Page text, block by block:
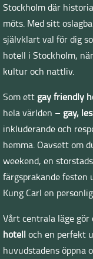
Stockholm där
möts. Med sitt
självklart val för dig
hotell i Stockholm,
kultur och nattliv.
Som ett gay friendly
hela världen – gay,
inkluderande och
hemma. Oavsett om
weekend, en
färgsprakande festen
Kung Carl en
Vårt centrala läge
hotell och en perfekt
huvudstadens öppna